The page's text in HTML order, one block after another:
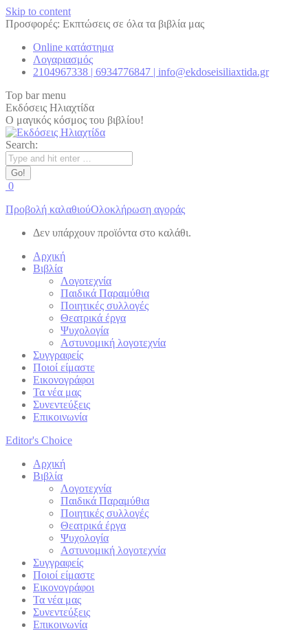
Skip to content
Προσφορές: Εκπτώσεις σε όλα τα βιβλία μας
Online κατάστημα
Λογαριασμός
2104967338 | 6934776847 | info@ekdoseisiliaxtida.gr
Top bar menu
Εκδόσεις Ηλιαχτίδα
Ο μαγικός κόσμος του βιβλίου!
Search:
0
Προβολή καλαθιούΟλοκλήρωση αγοράς
Δεν υπάρχουν προϊόντα στο καλάθι.
Αρχική
Βιβλία
Λογοτεχνία
Παιδικά Παραμύθια
Ποιητικές συλλογές
Θεατρικά έργα
Ψυχολογία
Αστυνομική λογοτεχνία
Συγγραφείς
Ποιοί είμαστε
Εικονογράφοι
Τα νέα μας
Συνεντεύξεις
Επικοινωνία
Editor's Choice
Αρχική
Βιβλία
Λογοτεχνία
Παιδικά Παραμύθια
Ποιητικές συλλογές
Θεατρικά έργα
Ψυχολογία
Αστυνομική λογοτεχνία
Συγγραφείς
Ποιοί είμαστε
Εικονογράφοι
Τα νέα μας
Συνεντεύξεις
Επικοινωνία